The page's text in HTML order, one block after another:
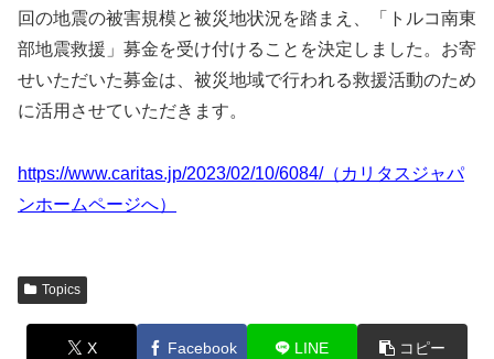
回の地震の被害規模と被災地状況を踏まえ、「トルコ南東
部地震救援」募金を受け付けることを決定しました。お寄
せいただいた募金は、被災地域で行われる救援活動のため
に活用させていただきます。
https://www.caritas.jp/2023/02/10/6084/（カリタスジャパ
ンホームページへ）
Topics
X Facebook LINE コピー